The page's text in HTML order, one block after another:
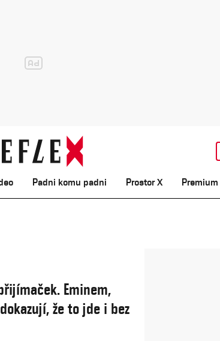
Padni komu padni Prostor X Premium
Eminem,
že to jde i bez